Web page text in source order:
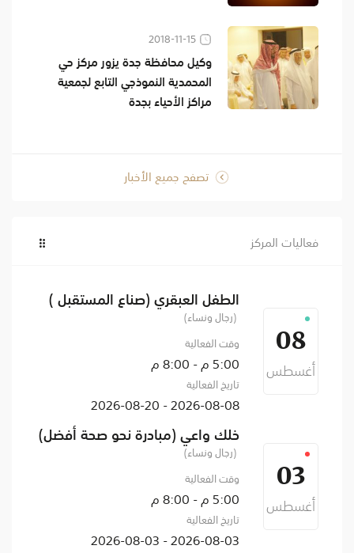
2018-11-15
وكيل محافظة جدة يزور مركز حي
المحمدية النموذجي التابع لجمعية
مراكز الأحياء بجدة
تصفح جميع الأخبار
فعاليات المركز
08
أغسطس
الطفل العبقري (صناع المستقبل )
(رجال ونساء)
وقت الفعالية
5:00 م - 8:00 م
تاريخ الفعالية
2026-08-08 - 2026-08-20
03
أغسطس
خلك واعي (مبادرة نحو صحة أفضل)
(رجال ونساء)
وقت الفعالية
5:00 م - 8:00 م
تاريخ الفعالية
2026-08-03 - 2026-08-03